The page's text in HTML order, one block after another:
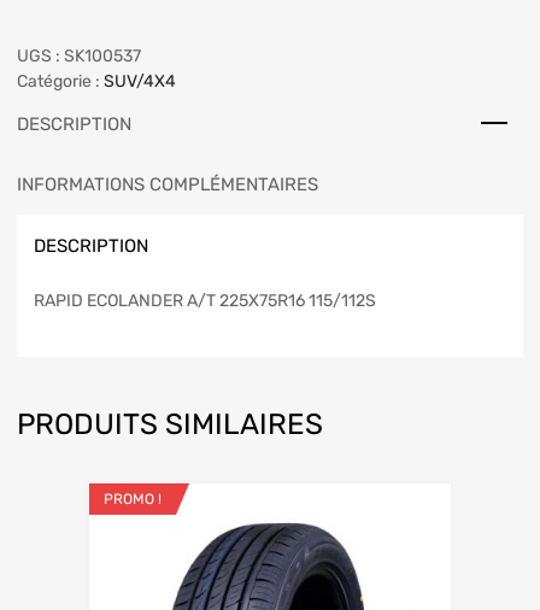
UGS : SK100537
Catégorie : SUV/4X4
DESCRIPTION
INFORMATIONS COMPLÉMENTAIRES
DESCRIPTION
RAPID ECOLANDER A/T 225X75R16 115/112S
PRODUITS SIMILAIRES
PROMO !